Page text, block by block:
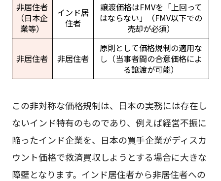
非居住者
（日本企
業等）
インド居
住者
譲渡価格はFMVを「上回って
はならない」（FMV以下での
売却が必須）
非居住者 非居住者
原則として価格規制の適用な
し（当事者間の合意価格によ
る譲渡が可能）
この非対称な価格規制は、日本の実務には存在し
ないインド特有のものであり、例えば経営不振に
陥ったインド企業を、日本の買手企業がディスカ
ウント価格で救済買収しようとする場合に大きな
障壁となります。インド居住者から非居住者への